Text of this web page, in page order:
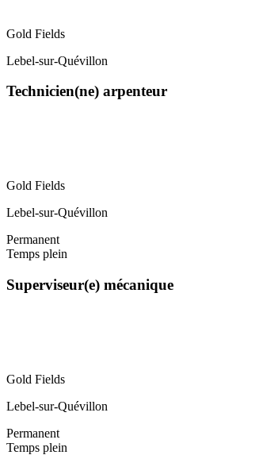
Gold Fields
Lebel-sur-Quévillon
Technicien(ne) arpenteur
Gold Fields
Lebel-sur-Quévillon
Permanent
Temps plein
Superviseur(e) mécanique
Gold Fields
Lebel-sur-Quévillon
Permanent
Temps plein